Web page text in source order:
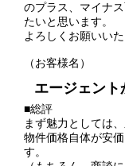
のプラス、マイナ
たいと思います。
よろしくお願いいた
（お客様名）
エージェント
■総評
まず魅力としては
物件価格自体が安
す。